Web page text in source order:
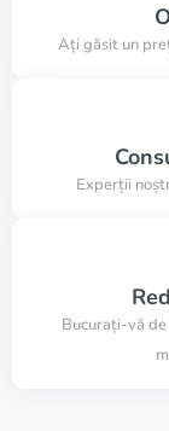
Ați găsit un
Experții
Bucurați-vă